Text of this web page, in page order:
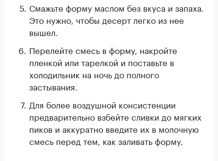
Смажьте форму маслом без вкуса и запаха.
Это нужно, чтобы десерт легко из нее
вышел.
Перелейте смесь в форму, накройте
пленкой или тарелкой и поставьте в
холодильник на ночь до полного
застывания.
Для более воздушной консистенции
предварительно взбейте сливки до мягких
пиков и аккуратно введите их в молочную
смесь перед тем, как заливать форму.